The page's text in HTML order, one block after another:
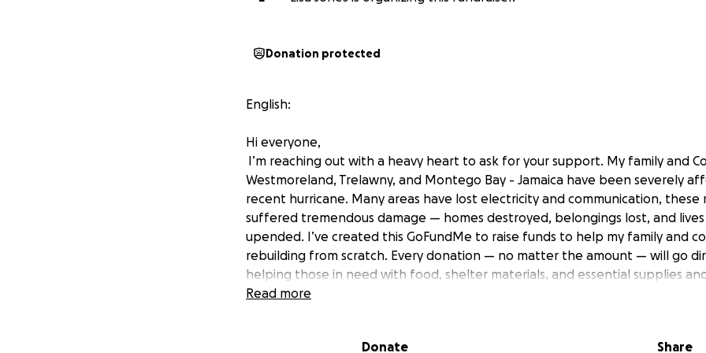
Donation protected
English:
Hi everyone,
I’m reaching out with a heavy heart to ask for your support. My family and
Westmoreland, Trelawny, and Montego Bay - Jamaica have been severely
recent hurricane. Many areas have lost electricity and communication, these
suffered tremendous damage — homes destroyed, belongings lost, and
upended. I’ve created this GoFundMe to raise funds to help my family and
rebuilding from scratch. Every donation — no matter the amount — will go
helping those in need with food, shelter materials, and essential supplies
personally be flying down to Jamaica to help distribute the funds and assist
this link, or keeping my family and Jamaica in your prayers. Every bit of
Read more
Donate Share